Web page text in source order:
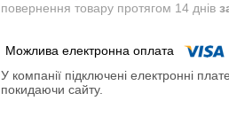
повернення товару протягом 14 днів
У компанії підключені електронні
покидаючи сайту.